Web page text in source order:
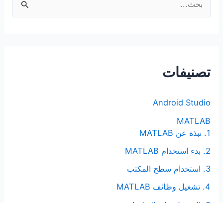
ل
ع
تصنيفات
Android Studio
MATLAB
1. نبذة عن MATLAB
2. بدء استخدام MATLAB
3. استخدام سطح المكتب
4. تشغيل وظائف MATLAB